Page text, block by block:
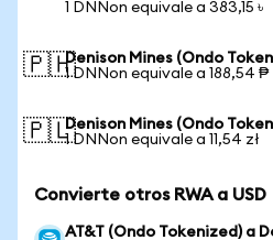
1 DNNon equivale a 383,15 ৳
🇵🇭Denison Mines (Ondo
1 DNNon equivale a 188,54 ₱
🇵🇱Denison Mines (Ondo
1 DNNon equivale a 11,54 zł
Convierte otros RWA a USD
AT&T (Ondo Tokenized) a